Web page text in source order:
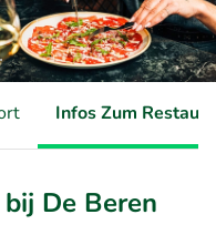
Infos Zum
De Beren